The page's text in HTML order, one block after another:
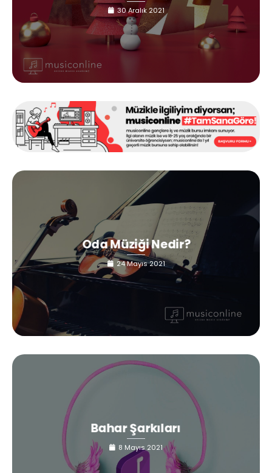
30 Aralık 2021
Oda Müziği Nedir?
24 Mayıs 2021
Bahar Şarkıları
8 Mayıs 2021